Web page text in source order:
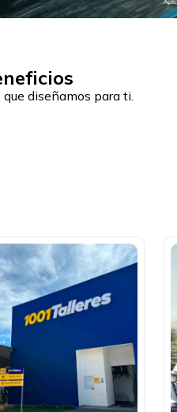
diseñamos para ti.